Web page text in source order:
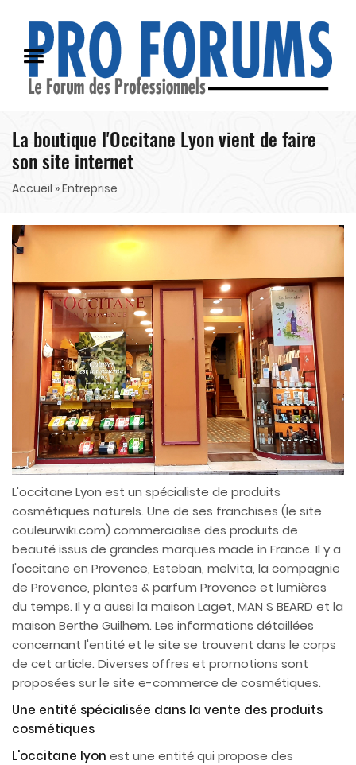
La boutique l'Occitane Lyon vient de faire
son site internet
Accueil » Entreprise
L'occitane Lyon est un spécialiste de produits
cosmétiques naturels. Une de ses franchises (le site
couleurwiki.com) commercialise des produits de
beauté issus de grandes marques made in France. Il y a
l'occitane en Provence, Esteban, melvita, la compagnie
de Provence, plantes & parfum Provence et lumières
du temps. Il y a aussi la maison Laget, MAN S BEARD et la
maison Berthe Guilhem. Les informations détaillées
concernant l'entité et le site se trouvent dans le corps
de cet article. Diverses offres et promotions sont
proposées sur le site e-commerce de cosmétiques.
Une entité spécialisée dans la vente des produits
cosmétiques
L'occitane lyon est une entité qui propose des